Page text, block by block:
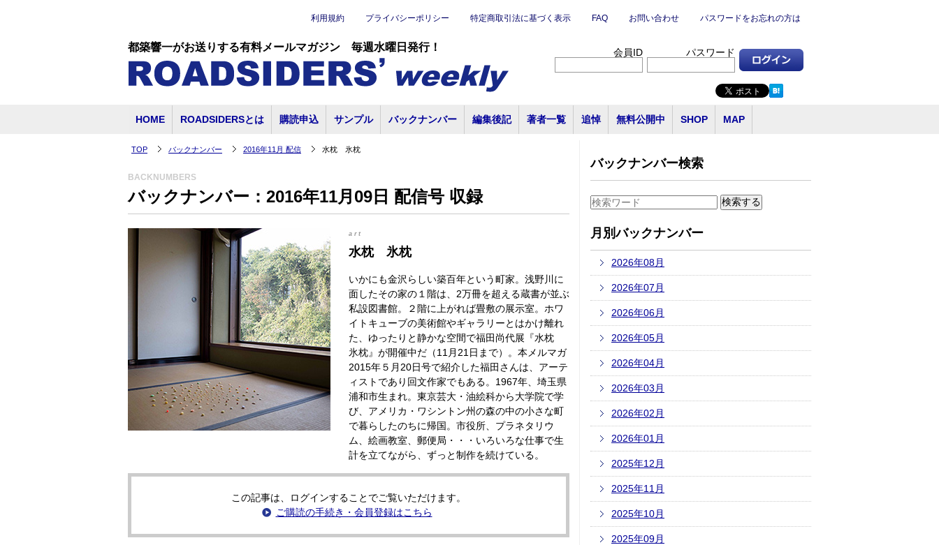
都築響一がお送りする有料メールマガジン 毎週水曜日発行！
利用規約 プライバシーポリシー 特定商取引法に基づく表示 FAQ お問い合わせ パスワードをお忘れの方は
会員ID パスワード
HOME ROADSIDERSとは 購読申込 サンプル バックナンバー 編集後記 著者一覧 追悼 無料公開中 SHOP MAP
TOP バックナンバー 2016年11月 配信 水枕 氷枕
BACKNUMBERS
バックナンバー：2016年11月09日 配信号 収録
art
水枕 氷枕
いかにも金沢らしい築百年という町家。浅野川に
面したその家の１階は、2万冊を超える蔵書が並ぶ
私設図書館。２階に上がれば畳敷の展示室。ホワ
イトキューブの美術館やギャラリーとはかけ離れ
た、ゆったりと静かな空間で福田尚代展『水枕
氷枕』が開催中だ（11月21日まで）。本メルマガ
2015年５月20日号で紹介した福田さんは、アーテ
ィストであり回文作家でもある。1967年、埼玉県
浦和市生まれ。東京芸大・油絵科から大学院で学
び、アメリカ・ワシントン州の森の中の小さな町
で暮らしたのちに帰国。市役所、プラネタリウ
ム、絵画教室、郵便局・・・いろいろな仕事で生
計を立てながら、ずっと制作を続けている。
この記事は、ログインすることでご覧いただけます。
ご購読の手続き・会員登録はこちら
バックナンバー検索
月別バックナンバー
2026年08月
2026年07月
2026年06月
2026年05月
2026年04月
2026年03月
2026年02月
2026年01月
2025年12月
2025年11月
2025年10月
2025年09月